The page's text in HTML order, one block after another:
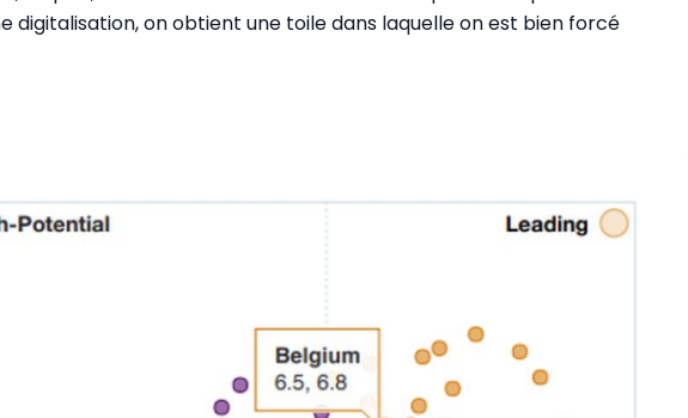
digitalisation, on obtient une toile dans laquelle on est bien forcé